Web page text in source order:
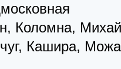
Коломна,
Кашира,